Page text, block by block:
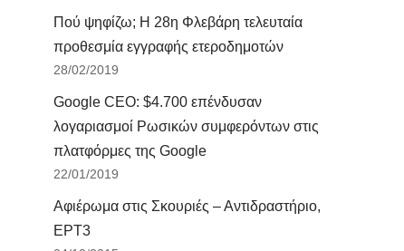
Πού ψηφίζω; Η 28η Φλεβάρη τελευταία
προθεσμία εγγραφής ετεροδημοτών
28/02/2019
Google CEO: $4.700 επένδυσαν
λογαριασμοί Ρωσικών συμφερόντων στις
πλατφόρμες της Google
22/01/2019
Αφιέρωμα στις Σκουριές – Αντιδραστήριο,
ΕΡΤ3